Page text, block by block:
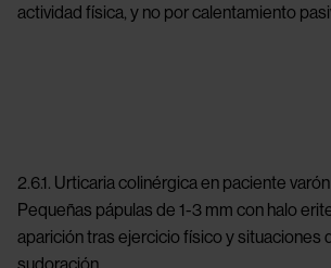
actividad física, y no por calentamiento
2.6.1. Urticaria colinérgica en paciente
Pequeñas pápulas de 1-3 mm con halo
aparición tras ejercicio físico y situaciones